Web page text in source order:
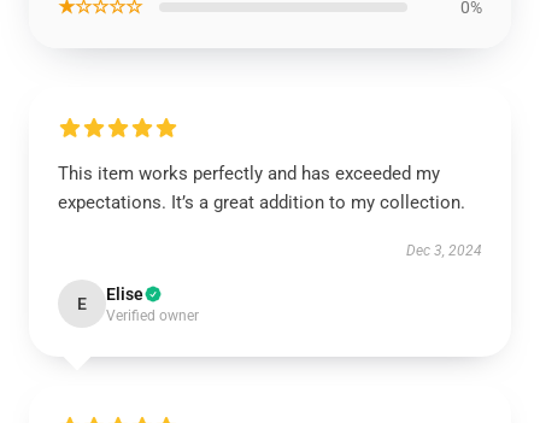
★☆☆☆☆ 0%
This item works perfectly and has exceeded my
expectations. It’s a great addition to my collection.
Dec 3, 2024
E Elise
Verified owner